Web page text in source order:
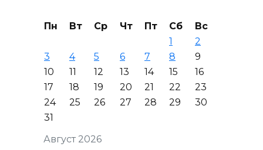
Август 2026
Пн Вт Ср Чт Пт Сб
Вс
1
2
3
4 5 6 7 8
9
10
11 12 13 14 15
16
17
18 19 20 21 22
23
24
25 26 27 28 29
30
31